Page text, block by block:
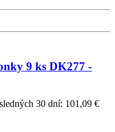
9 ks DK277 -
30 dní: 101,09 €